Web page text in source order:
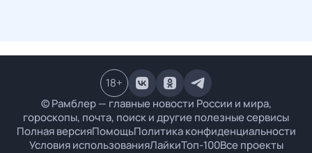
© Рамблер — главные новости России и мира,
гороскопы, почта, поиск и другие полезные сервисы
Полная версияПомощьПолитика конфиденциальности
Условия использованияЛайкиТоп-100Все проекты
18+